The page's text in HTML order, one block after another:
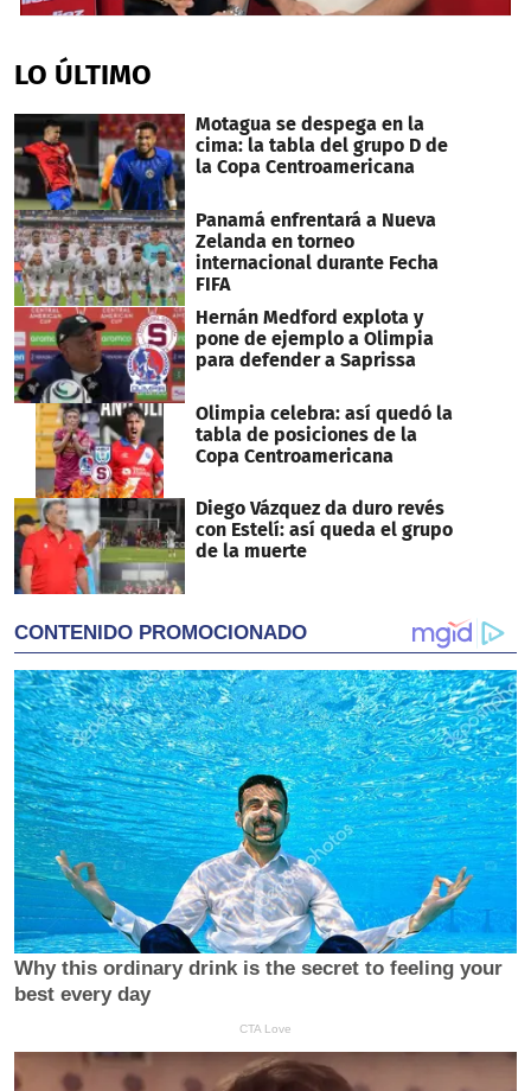
of
12
34
seconds
LO ÚLTIMO
Motagua se despega en la
cima: la tabla del grupo D de
la Copa Centroamericana
Panamá enfrentará a Nueva
Zelanda en torneo
internacional durante Fecha
FIFA
Hernán Medford explota y
pone de ejemplo a Olimpia
para defender a Saprissa
Olimpia celebra: así quedó la
tabla de posiciones de la
Copa Centroamericana
Diego Vázquez da duro revés
con Estelí: así queda el grupo
de la muerte